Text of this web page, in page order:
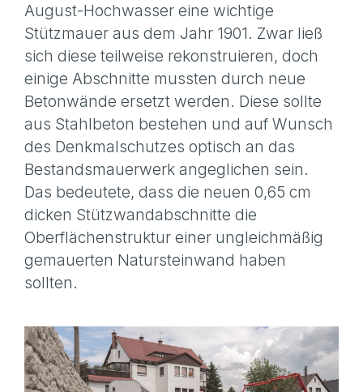
August-Hoch­wasser eine wichtige
Stützmauer aus dem Jahr 1901. Zwar ließ
sich diese teilweise rekonstruieren, doch
einige Abschnitte mussten durch neue
Betonwände ersetzt werden. Diese sollte
aus Stahlbeton bestehen und auf Wunsch
des Denkmalschutzes optisch an das
Bestandsmauerwerk angeglichen sein.
Das bedeutete, dass die neuen 0,65 cm
dicken Stützwandabschnitte die
Oberflächenstruktur einer ungleichmäßig
gemauerten Natursteinwand haben
sollten.